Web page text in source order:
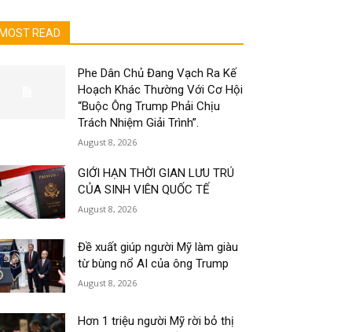
MOST READ
Phe Dân Chủ Đang Vạch Ra Kế
Hoạch Khác Thường Với Cơ Hội
“Buộc Ông Trump Phải Chịu
Trách Nhiệm Giải Trình”.
August 8, 2026
GIỚI HẠN THỜI GIAN LƯU TRÚ
CỦA SINH VIÊN QUỐC TẾ
August 8, 2026
Đề xuất giúp người Mỹ làm giàu
từ bùng nổ AI của ông Trump
August 8, 2026
Hơn 1 triệu người Mỹ rời bỏ thị